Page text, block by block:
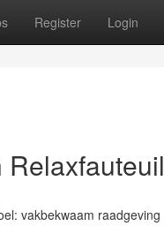
Register Login
vakbekwaam